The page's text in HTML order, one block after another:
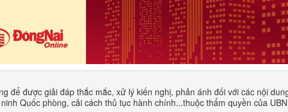
để được giải đáp thắc mắc, xử lý kiến nghị, phản ánh đối với các nội
Quốc phòng, cải cách thủ tục hành chính...thuộc thẩm quyền của